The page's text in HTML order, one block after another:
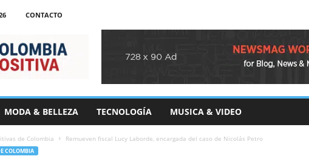
CONTACTO
MODA & BELLEZA TECNOLOGÍA MUSICA & VIDEO
de Colombia Remueven fiscal Lucy Laborde, encargada del caso de Nicolás Petro
COLOMBIA